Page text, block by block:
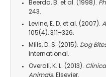
Beerda, B. et al. (1998).
243.
Levine, E. D. et al. (2007).
105(4), 311–326.
Mills, D. S. (2015). Dog
International.
Overall, K. L. (2013).
Animals. Elsevier.